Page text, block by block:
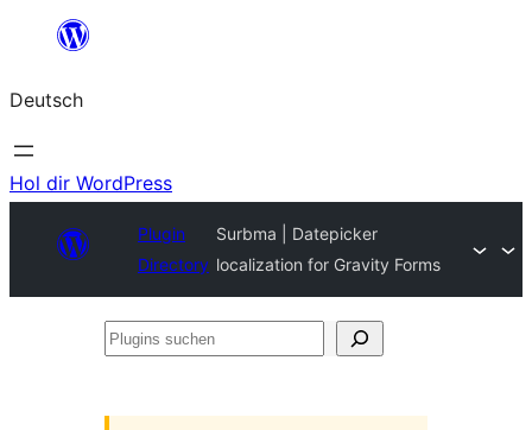
springen
Deutsch
Hol dir WordPress
Plugin
Directory
Surbma | Datepicker
localization for Gravity Forms
Plugins